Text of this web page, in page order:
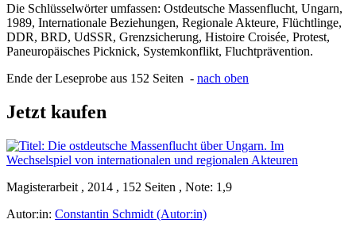
Die Schlüsselwörter umfassen: Ostdeutsche Massenflucht, Ungarn,
1989, Internationale Beziehungen, Regionale Akteure, Flüchtlinge,
DDR, BRD, UdSSR, Grenzsicherung, Histoire Croisée, Protest,
Paneuropäisches Picknick, Systemkonflikt, Fluchtprävention.
Ende der Leseprobe aus 152 Seiten - nach oben
Jetzt kaufen
Magisterarbeit , 2014 , 152 Seiten , Note: 1,9
Autor:in: Constantin Schmidt (Autor:in)